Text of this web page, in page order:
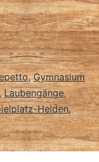
,Gymnasium
Laubengänge,
Helden,